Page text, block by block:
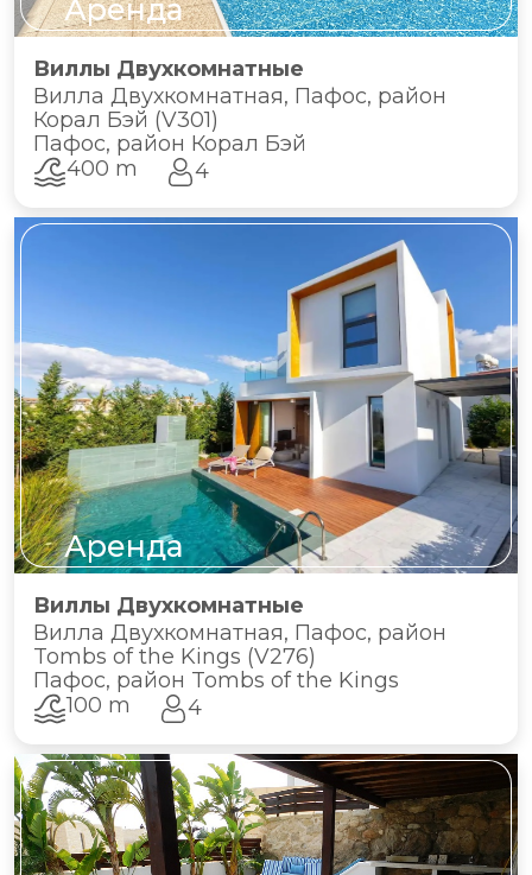
Аренда
Виллы Двухкомнатные
Вилла Двухкомнатная, Пафос, район
Корал Бэй (V301)
Пафос, район Корал Бэй
400 m
4
Аренда
Виллы Двухкомнатные
Вилла Двухкомнатная, Пафос, район
Tombs of the Kings (V276)
Пафос, район Tombs of the Kings
100 m
4